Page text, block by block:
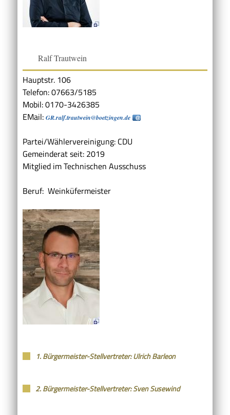
Ralf Trautwein
Hauptstr. 106
Telefon: 07663/5185
Mobil: 0170-3426385
EMail: GR.ralf.trautwein@boetzingen.de
Partei/Wählervereinigung: CDU
Gemeinderat seit: 2019
Mitglied im Technischen Ausschuss
Beruf: Weinküfermeister
1. Bürgermeister-Stellvertreter: Ulrich Barleon
2. Bürgermeister-Stellvertreter: Sven Susewind